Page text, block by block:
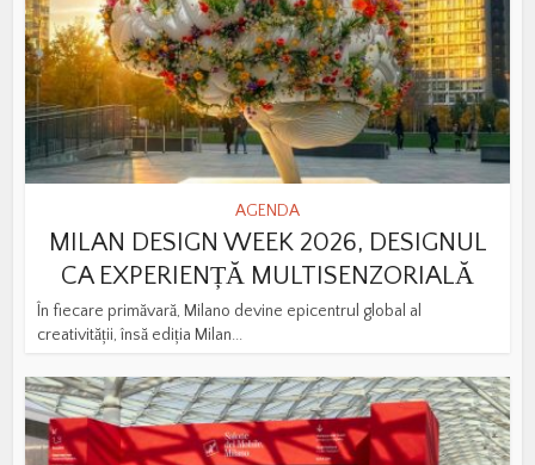
AGENDA
MILAN DESIGN WEEK 2026, DESIGNUL
CA EXPERIENȚĂ MULTISENZORIALĂ
În fiecare primăvară, Milano devine epicentrul global al
creativității, însă ediția Milan...